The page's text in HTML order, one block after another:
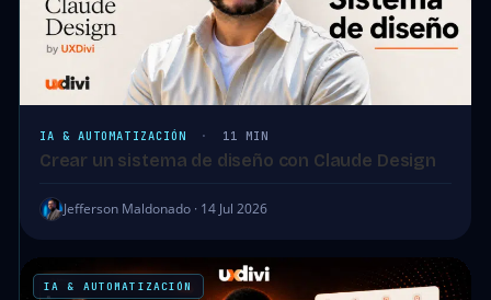
IA & AUTOMATIZACIÓN · 11 MIN
Crear un sistema de diseño con Claude Design
Jefferson Maldonado · 14 Jul 2026
IA & AUTOMATIZACIÓN